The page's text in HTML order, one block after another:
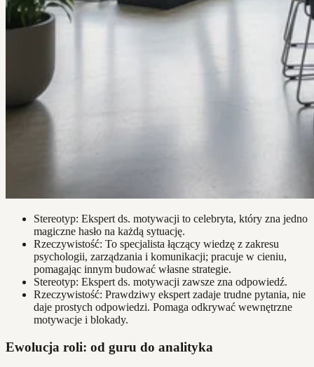
Stereotyp: Ekspert ds. motywacji to celebryta, który zna jedno
magiczne hasło na każdą sytuację.
Rzeczywistość: To specjalista łączący wiedzę z zakresu
psychologii, zarządzania i komunikacji; pracuje w cieniu,
pomagając innym budować własne strategie.
Stereotyp: Ekspert ds. motywacji zawsze zna odpowiedź.
Rzeczywistość: Prawdziwy ekspert zadaje trudne pytania, nie
daje prostych odpowiedzi. Pomaga odkrywać wewnętrzne
motywacje i blokady.
Ewolucja roli: od guru do analityka